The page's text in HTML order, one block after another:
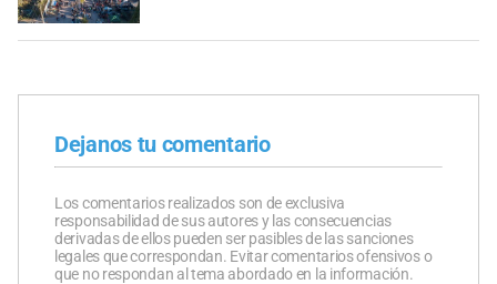
Dejanos tu comentario
Los comentarios realizados son de exclusiva
responsabilidad de sus autores y las consecuencias
derivadas de ellos pueden ser pasibles de las sanciones
legales que correspondan. Evitar comentarios ofensivos o
que no respondan al tema abordado en la información.